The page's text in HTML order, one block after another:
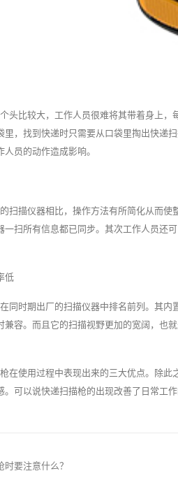
头比较大，工作人员很难将其带着身上
里，找到快递时只需要从口袋里掏出快递
员的动作造成影响。
扫描仪器相比，操作方法有所简化从而
一扫所有信息都已同步。其次工作人员还
低
同时期出厂的扫描仪器中排名前列。其
兼容。而且它的扫描视野更加的宽阔，也
在使用过程中表现出来的三大优点。除
。可以说快递扫描枪的出现改善了日常工
要注意什么？